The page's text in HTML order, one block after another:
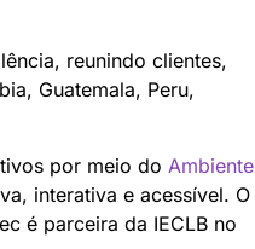
reunindo clientes,
Guatemala, Peru,
por meio do Ambiente
interativa e acessível. O
é parceira da IECLB no